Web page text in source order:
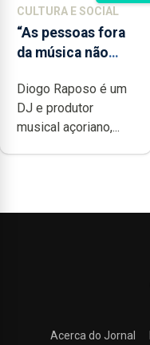
CULTURA E SOCIAL
“As pessoas fora
da música não
quão difícil é
produzir uma
música”
Diogo Raposo é um
DJ e produtor
musical açoriano,...
Acerca do Jornal